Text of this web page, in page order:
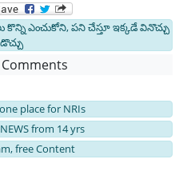
ఎంచుకోని, పని చేస్తూ ఇక్కడే వినొచ్చు
place for NRIs
from 14 yrs
free Content